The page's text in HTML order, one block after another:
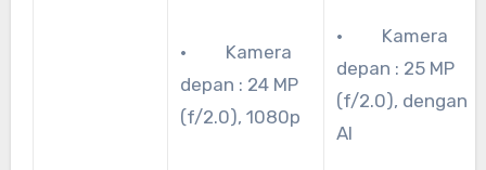
· Kamera
depan : 24 MP
(f/2.0), 1080p
· Kamera
depan : 25 MP
(f/2.0), dengan
AI